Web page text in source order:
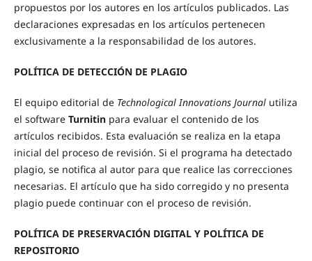
propuestos por los autores en los artículos publicados. Las
declaraciones expresadas en los artículos pertenecen
exclusivamente a la responsabilidad de los autores.
POLÍTICA DE DETECCIÓN DE PLAGIO
El equipo editorial de Technological Innovations Journalutiliza
el software Turnitinpara evaluar el contenido de los
artículos recibidos. Esta evaluación se realiza en la etapa
inicial del proceso de revisión. Si el programa ha detectado
plagio, se notifica al autor para que realice las correcciones
necesarias. El artículo que ha sido corregido y no presenta
plagio puede continuar con el proceso de revisión.
POLÍTICA DE PRESERVACIÓN DIGITAL Y POLÍTICA DE
REPOSITORIO